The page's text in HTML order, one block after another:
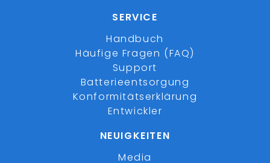
SERVICE
Handbuch
Häufige Fragen (FAQ)
Support
Batterieentsorgung
Konformitätserklärung
Entwickler
NEUIGKEITEN
Media